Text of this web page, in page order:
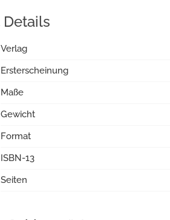
Details
Verlag
Ersterscheinung
Maße
Gewicht
Format
ISBN-13
Seiten